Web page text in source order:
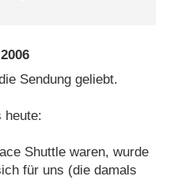
Sendung geliebt.
heute:
Shuttle waren, wurde
für uns (die damals